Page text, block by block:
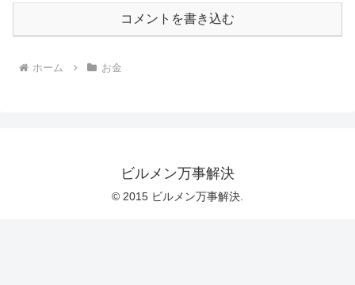
コメントを書き込む
ホーム お金
ビルメン万事解決
© 2015 ビルメン万事解決.